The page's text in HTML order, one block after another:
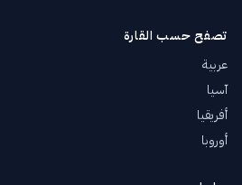
تصفح حسب القارة
عربية
آسيا
أفريقيا
أوروبا